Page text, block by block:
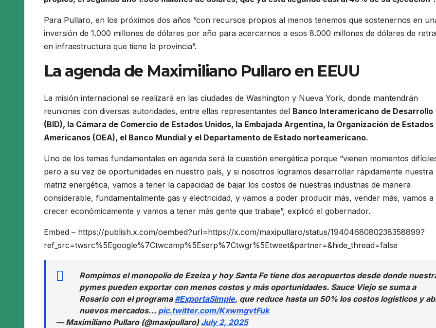
Para Pullaro, en los próximos dos años “con recursos propios al menos tenemos que sostenernos en
inversión de 1.000 millones de dólares por año para acercarnos a esos 8.000 millones de dólares de
en infraestructura que tiene la provincia”.
La agenda de Maximiliano Pullaro en EEUU
La misión internacional se realizará en las ciudades de Washington y Nueva York, donde mantendrán
reuniones con diversas autoridades, entre ellas representantes del Banco Interamericano de Desarrollo
(BID), la Cámara de Comercio de Estados Unidos, la Embajada Argentina, la Organización de Estados
Americanos (OEA), el Banco Mundial y el Departamento de Estado norteamericano.
Uno de los temas fundamentales en agenda será la cuestión energética porque “vienen momentos
pero a su vez de oportunidades en nuestro país, y si nosotros logramos desarrollar rápidamente nuestra
matriz energética, vamos a tener la capacidad de bajar los costos de nuestras industrias de manera
considerable, fundamentalmente gas y electricidad, y vamos a poder producir más, vender más, vamos a
crecer económicamente y vamos a tener más gente que trabaje”, explicó el gobernador.
Embed – https://publish.x.com/oembed?url=https://x.com/maxipullaro/status/1940468080238358899?
ref_src=twsrc%5Egoogle%7Ctwcamp%5Eserp%7Ctwgr%5Etweet&partner=&hide_thread=false
Rompimos el monopolio de Ezeiza y hoy Santa Fe tiene dos aeropuertos desde donde
pymes pueden exportar con menos costos y más oportunidades. Sauce Viejo se suma a
Rosario con el programa #ExportaSimple, que reduce hasta un 50% los costos logísticos y
nuevos mercados… pic.twitter.com/KxwmgvtFuk
— Maximiliano Pullaro (@maxipullaro) July 2, 2025